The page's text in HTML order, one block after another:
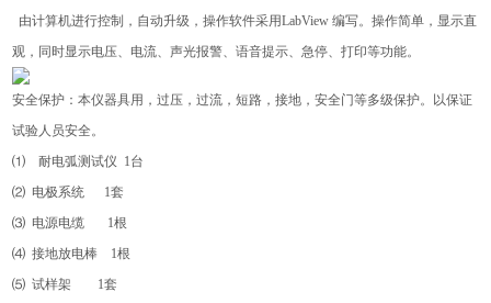
由计算机进行控制，自动升级，操作软件采用LabView编写。操作简单，显示直
观，同时显示电压、电流、声光报警、语音提示、急停、打印等功能。
安全保护：本仪器具用，过压，过流，短路，接地，安全门等多级保护。以保证
试验人员安全。
⑴ 耐电弧测试仪 1台
⑵ 电极系统 1套
⑶ 电源电缆 1根
⑷ 接地放电棒 1根
⑸ 试样架 1套